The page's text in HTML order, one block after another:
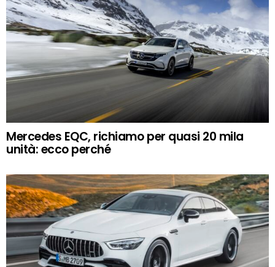
Mercedes EQC, richiamo per quasi 20 mila
unità: ecco perché